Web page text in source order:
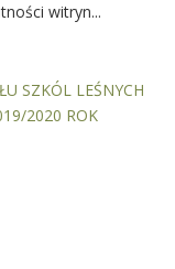
witryn...
SZKÓL LEŚNYCH
2020 ROK